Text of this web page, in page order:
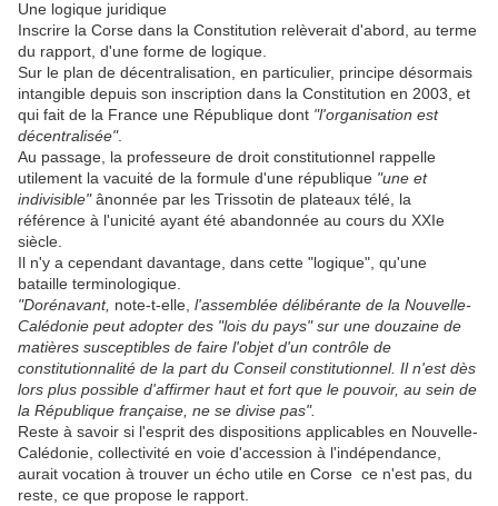
Une logique juridique
Inscrire la Corse dans la Constitution relèverait d'abord, au terme
du rapport, d'une forme de logique.
Sur le plan de décentralisation, en particulier, principe désormais
intangible depuis son inscription dans la Constitution en 2003, et
qui fait de la France une République dont "l'organisation est
décentralisée".
Au passage, la professeure de droit constitutionnel rappelle
utilement la vacuité de la formule d'une république "une et
indivisible"ânonnée par les Trissotin de plateaux télé, la
référence à l'unicité ayant été abandonnée au cours du XXIe
siècle.
Il n'y a cependant davantage, dans cette "logique", qu'une
bataille terminologique.
"Dorénavant, note-t-elle, l'assemblée délibérante de la Nouvelle-
Calédonie peut adopter des "lois du pays" sur une douzaine de
matières susceptibles de faire l'objet d'un contrôle de
constitutionnalité de la part du Conseil constitutionnel. Il n'est dès
lors plus possible d'affirmer haut et fort que le pouvoir, au sein de
la République française, ne se divise pas".
Reste à savoir si l'esprit des dispositions applicables en Nouvelle-
Calédonie, collectivité en voie d'accession à l'indépendance,
aurait vocation à trouver un écho utile en Corse  ce n'est pas, du
reste, ce que propose le rapport.